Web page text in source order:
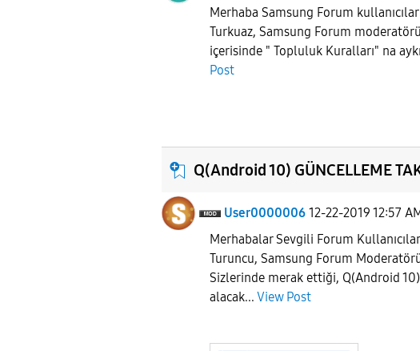
Merhaba Samsung Forum
Turkuaz, Samsung Forum
içerisinde " Topluluk Kuralları" na
Post
Q(Android 10) GÜNCELLEME
User0000006 12-22-2019 12:57
Merhabalar Sevgili Forum
Turuncu, Samsung Forum
Sizlerinde merak ettiği, Q(Android
alacak... View Post